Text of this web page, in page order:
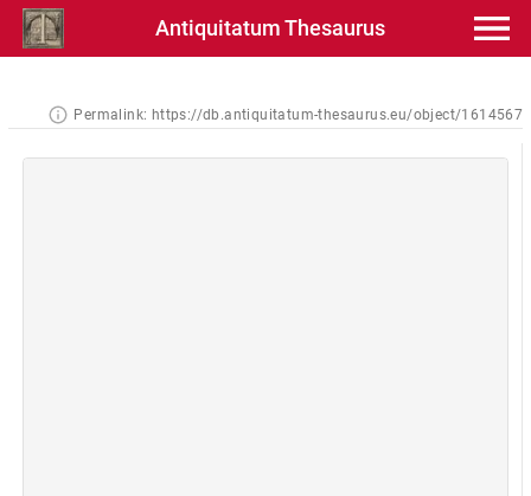
Antiquitatum Thesaurus
Permalink: https://db.antiquitatum-thesaurus.eu/object/1614567